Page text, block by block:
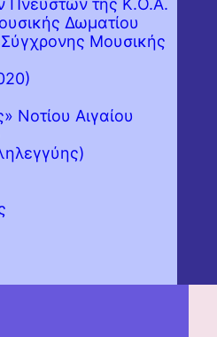
Πνευστών της Κ.Ο.Α.
Δωματίου
Σύγχρονης Μουσικής
Νοτίου Αιγαίου